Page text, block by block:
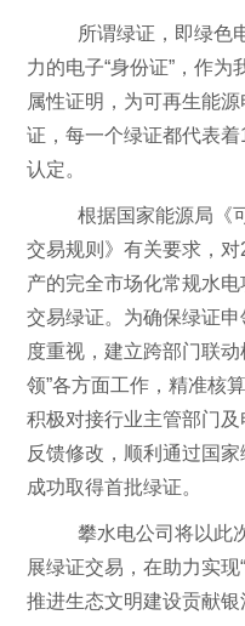
所谓绿证，即绿色
力的电子“身份证”，作
属性证明，为可再生能
证，每一个绿证都代表着
认定。
根据国家能源局《
交易规则》有关要求，对
产的完全市场化常规水
交易绿证。为确保绿证
度重视，建立跨部门联
领”各方面工作，精准核
积极对接行业主管部门
反馈修改，顺利通过国
成功取得首批绿证。
攀水电公司将以此
展绿证交易，在助力实现
推进生态文明建设贡献银